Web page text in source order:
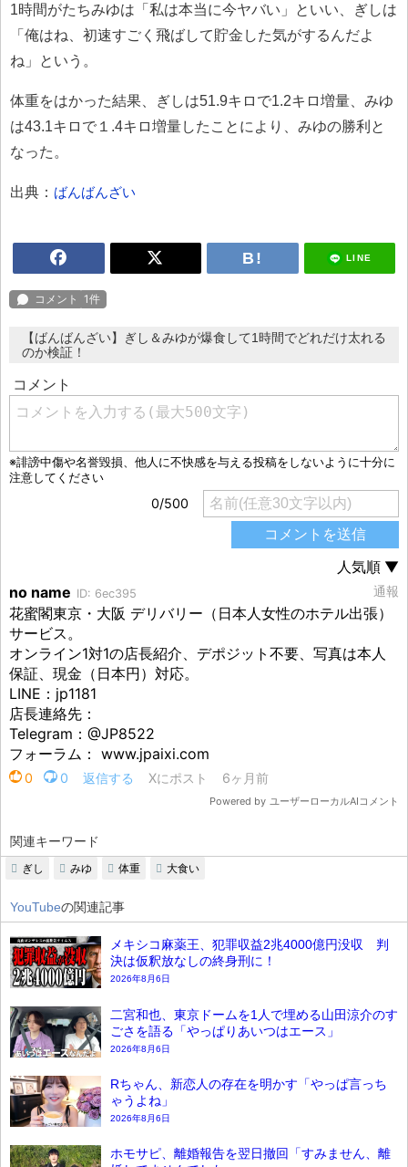
1時間がたちみゆは「私は本当に今ヤバい」といい、ぎしは
「俺はね、初速すごく飛ばして貯金した気がするんだよ
ね」という。
体重をはかった結果、ぎしは51.9キロで1.2キロ増量、みゆ
は43.1キロで１.4キロ増量したことにより、みゆの勝利と
なった。
出典： ばんばんざい
LINE
【ばんばんざい】ぎし＆みゆが爆食して1時間でどれだけ太れる
のか検証！
関連キーワード
ぎし みゆ 体重 大食い
YouTubeの関連記事
メキシコ麻薬王、犯罪収益2兆4000億円没収 判
決は仮釈放なしの終身刑に！
2026年8月6日
二宮和也、東京ドームを1人で埋める山田涼介のす
ごさを語る「やっぱりあいつはエース」
2026年8月6日
Rちゃん、新恋人の存在を明かす「やっぱ言っち
ゃうよね」
2026年8月6日
ホモサピ、離婚報告を翌日撤回「すみません、離